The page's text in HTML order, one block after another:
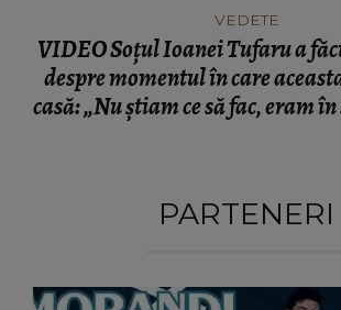
VEDETE
VIDEO Soțul Ioanei Tufaru a
despre momentul în care
casă: „Nu știam ce să fac, eram în
PARTENERI